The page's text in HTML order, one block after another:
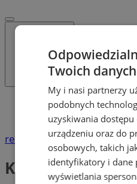
Katalog firm
Kultura i Sztuka
reklama
Kultura i Sztuka
Twoich danych
My i nasi partnerzy
podobnych
uzyskiwania
urządzeniu oraz do
osobowych, takich
identyfikatory i dane
wyświetlania